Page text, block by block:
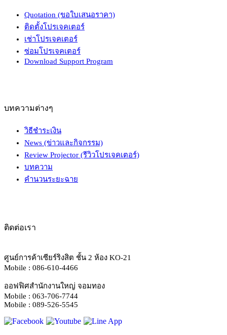
Quotation (ขอใบเสนอราคา)
ติดตั้งโปรเจคเตอร์
เช่าโปรเจคเตอร์
ซ่อมโปรเจคเตอร์
Download Support Program
บทความต่างๆ
วิธีชำระเงิน
News (ข่าวและกิจกรรม)
Review Projector (รีวิวโปรเจคเตอร์)
บทความ
คำนวนระยะฉาย
ติดต่อเรา
ศูนย์การค้าเซียร์ริงสิต ชั้น 2 ห้อง KO-21
Mobile : 086-610-4466
ออฟฟิศสำนักงานใหญ่ จอมทอง
Mobile : 063-706-7744
Mobile : 089-526-5545